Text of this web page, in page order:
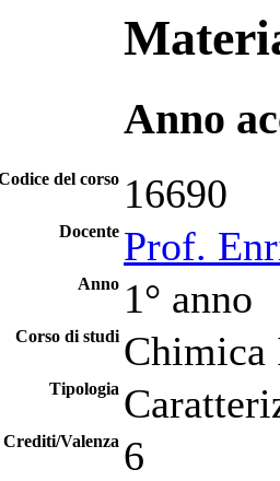
Anno
del corso 16690
Docente Prof.
Anno 1° anno
Corso di studi
Tipologia
Crediti/Valenza 6